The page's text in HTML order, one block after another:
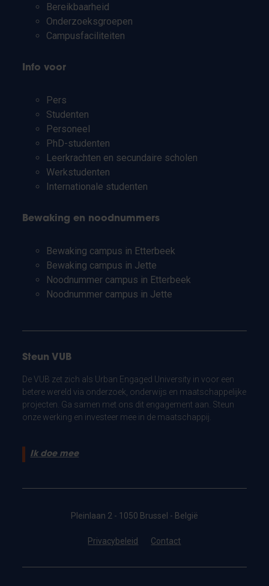
Bereikbaarheid
Onderzoeksgroepen
Campusfaciliteiten
Info voor
Pers
Studenten
Personeel
PhD-studenten
Leerkrachten en secundaire scholen
Werkstudenten
Internationale studenten
Bewaking en noodnummers
Bewaking campus in Etterbeek
Bewaking campus in Jette
Noodnummer campus in Etterbeek
Noodnummer campus in Jette
Steun VUB
De VUB zet zich als Urban Engaged University in voor een
betere wereld via onderzoek, onderwijs en maatschappelijke
projecten. Ga samen met ons dit engagement aan. Steun
onze werking en investeer mee in de maatschappij.
Ik doe mee
Pleinlaan 2 - 1050 Brussel - België
Privacybeleid Contact